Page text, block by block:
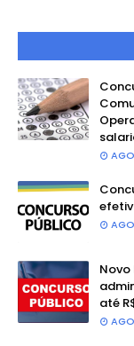
Novo
até